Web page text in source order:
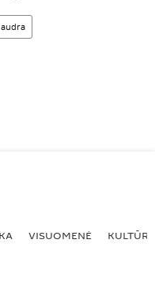
audra
VISUOMENĖ KULTŪRA